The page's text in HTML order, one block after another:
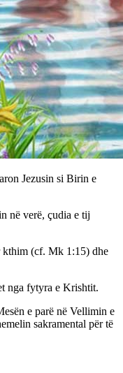
Jezusin si Birin e
në verë, çudia e tij
kthim (cf. Mk 1:15) dhe
nga fytyra e Krishtit.
e parë në Vellimin e
sakramental për të